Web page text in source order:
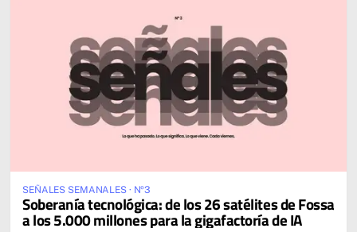
SEÑALES SEMANALES · Nº3
Soberanía tecnológica: de los 26 satélites de Fossa
a los 5.000 millones para la gigafactoría de IA